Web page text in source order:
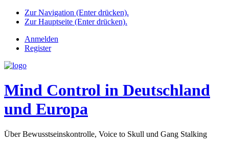
Zur Navigation (Enter drücken).
Zur Hauptseite (Enter drücken).
Anmelden
Register
Mind Control in Deutschland
und Europa
Über Bewusstseinskontrolle, Voice to Skull und Gang Stalking